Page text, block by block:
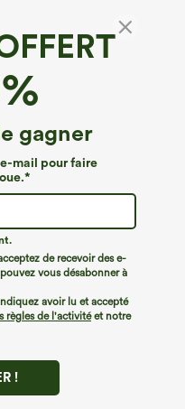
gagner
mail pour faire
de recevoir des e-
vous désabonner à
avoir lu et accepté
règles de l'activitéet notre
!
à poche,
rapide,